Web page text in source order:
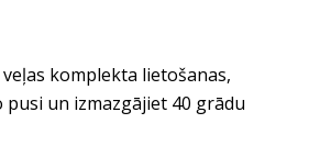
komplekta lietošanas,
un izmazgājiet 40 grādu